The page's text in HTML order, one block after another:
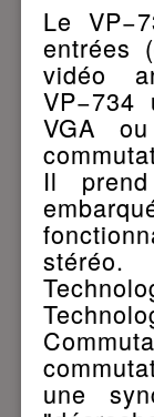
Le
entrées
vidéo
VP−734
VGA
Il
stéréo.
une